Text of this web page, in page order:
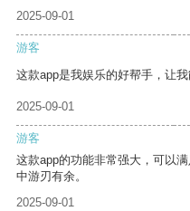
2025-09-01
游客
这款app是我娱乐的好帮手，让
2025-09-01
游客
这款app的功能非常强大，可以
中游刃有余。
2025-09-01